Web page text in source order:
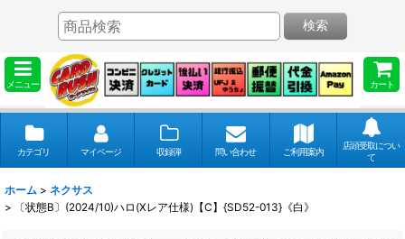
メニュー カート
検索
カテゴリ マイページ 収録弾 問い合わせ ご利用案内
店頭受取につい
て
ホーム > ネクサス
>
〔状態B〕(2024/10)ハロ(Xレア仕様)【C】{SD52-013}《白》